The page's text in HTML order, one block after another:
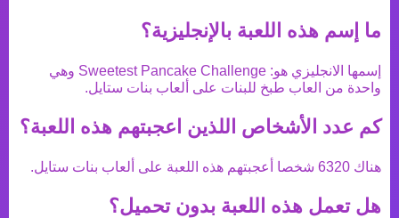
ما إسم هذه اللعبة بالإنجليزية؟
إسمها الانجليزي هو: Sweetest Pancake Challenge وهي
واحدة من العاب طبخ للبنات على ألعاب بنات ستايل.
كم عدد الأشخاص اللذين اعجبتهم هذه اللعبة؟
هناك 6320 شخصا أعجبتهم هذه اللعبة على ألعاب بنات ستايل.
هل تعمل هذه اللعبة بدون تحميل؟